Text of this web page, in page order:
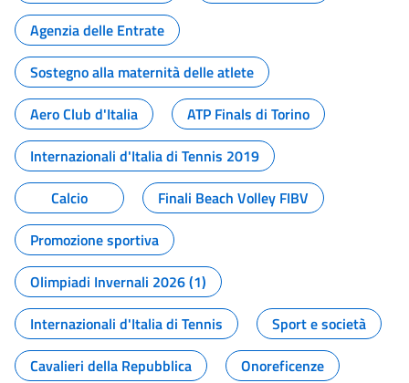
Agenzia delle Entrate
Sostegno alla maternità delle atlete
Aero Club d'Italia
ATP Finals di Torino
Internazionali d'Italia di Tennis 2019
Calcio
Finali Beach Volley FIBV
Promozione sportiva
Olimpiadi Invernali 2026 (1)
Internazionali d'Italia di Tennis
Sport e società
Cavalieri della Repubblica
Onoreficenze